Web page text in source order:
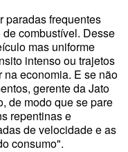
paradas frequentes
combustível. Desse
mas uniforme
intenso ou trajetos
na economia. E se não
gerente da Jato
de modo que se pare
repentinas e
de velocidade e as
consumo".